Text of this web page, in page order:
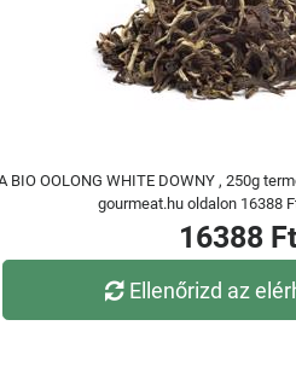
BIO OOLONG WHITE DOWNY , 250g
gourmeat.hu oldalon 16388
16388 Ft
Ellenőrizd az